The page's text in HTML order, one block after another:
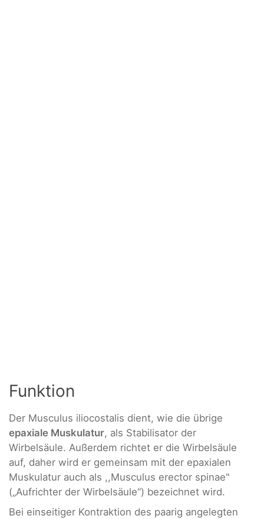
Funktion
Der Musculus iliocostalis dient, wie die übrige
epaxiale Muskulatur, als Stabilisator der
Wirbelsäule. Außerdem richtet er die Wirbelsäule
auf, daher wird er gemeinsam mit der epaxialen
Muskulatur auch als ,,Musculus erector spinae"
(„Aufrichter der Wirbelsäule“) bezeichnet wird.
Bei einseitiger Kontraktion des paarig angelegten